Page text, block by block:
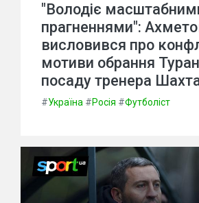
"Володіє
прагненнями":
висловився про
мотиви обрання
посаду тренера
#Україна #Росія #Футболіст